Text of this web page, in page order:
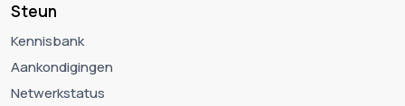
Steun
Kennisbank
Aankondigingen
Netwerkstatus